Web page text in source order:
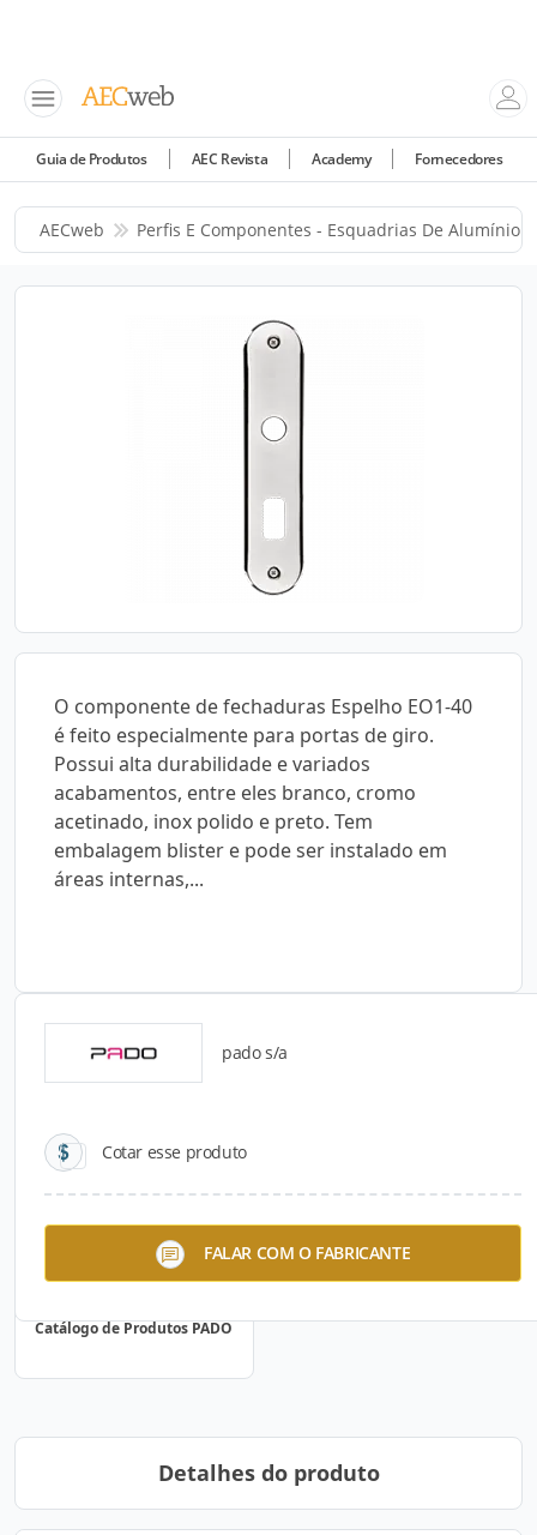
Guia de Produtos AEC Revista Academy Fornecedores
AECweb Perfis E Componentes - Esquadrias De Alumínio
O componente de fechaduras Espelho EO1-40
é feito especialmente para portas de giro.
Possui alta durabilidade e variados
acabamentos, entre eles branco, cromo
acetinado, inox polido e preto. Tem
embalagem blister e pode ser instalado em
áreas internas,...
pado s/a
Cotar esse produto
FALAR COM O FABRICANTE
Catálogos para Download
Catálogo de Produtos PADO
Detalhes do produto